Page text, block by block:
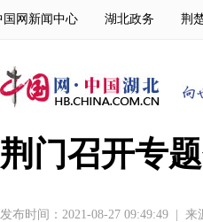
国网新闻中心 湖北政务 荆
荆门召开专
发布时间：2021-08-27 09:49:49 来